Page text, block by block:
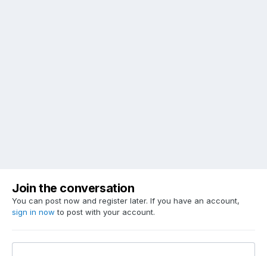
Join the conversation
You can post now and register later. If you have an account,
sign in now to post with your account.